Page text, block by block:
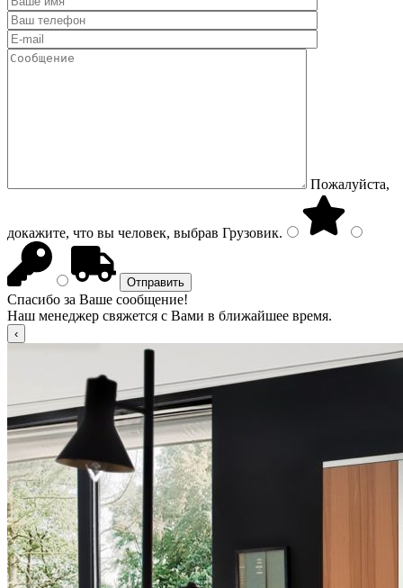
Пожалуйста,
докажите, что вы человек, выбрав Грузовик.
Спасибо за Ваше сообщение!
Наш менеджер свяжется с Вами в ближайшее время.